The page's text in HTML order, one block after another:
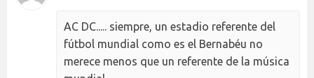
AC DC..... siempre, un estadio referente del
fútbol mundial como es el Bernabéu no
merece menos que un referente de la música